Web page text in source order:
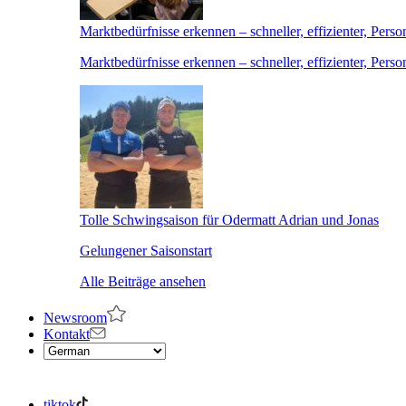
Marktbedürfnisse erkennen – schneller, effizienter,
Marktbedürfnisse erkennen – schneller, effizienter,
Tolle Schwingsaison für Odermatt Adrian und Jonas
Gelungener Saisonstart
Alle Beiträge ansehen
Newsroom
Kontakt